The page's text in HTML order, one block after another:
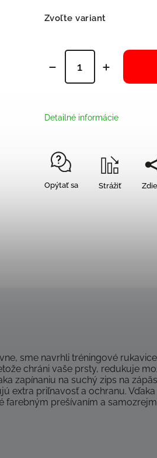
Zvoľte variant
Detailné informácie
Opýtať sa Strážiť
sme navrhli tréningové
chráni vaše prsty, redukuje
zapínaniu na suchý zips na
extra priľnavosť a ochranu.
farebným prešívaním a